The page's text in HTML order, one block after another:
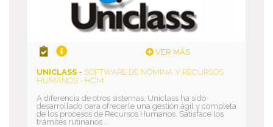
VER MÁS
UNICLASS - SOFTWARE DE NÓMINA Y RECURSOS
HUMANOS - HCM
A diferencia de otros sistemas, Uniclass ha sido
desarrollado para ofrecerle una gestión ágil y completa
de los procesos de Recursos Humanos. Satisface los
trámites rutinarios ...